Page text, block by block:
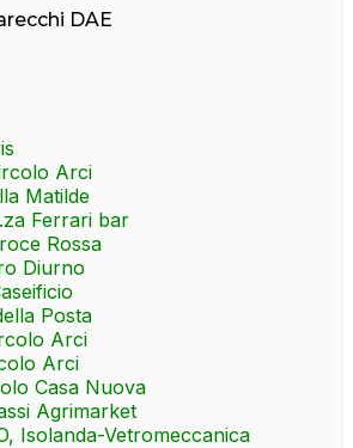
DAE
Arci
Matilde
Ferrari bar
Rossa
Diurno
Posta
Arci
Arci
Casa Nuova
Agrimarket
Isolanda-Vetromeccanica